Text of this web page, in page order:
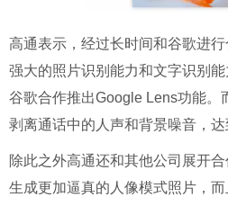
高通表示，经过长时间和谷歌进
强大的照片识别能力和文字识别
谷歌合作推出Google Lens功能。
剥离通话中的人声和背景噪音，达
除此之外高通还和其他公司展开
生成更加逼真的人像模式照片，